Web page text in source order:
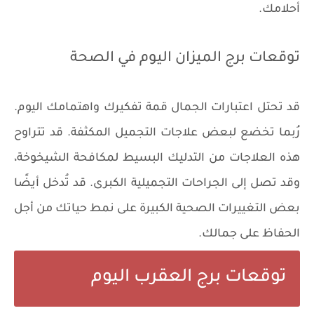
أحلامك.
توقعات برج الميزان اليوم في الصحة
قد تحتل اعتبارات الجمال قمة تفكيرك واهتمامك اليوم.
رُبما تخضع لبعض علاجات التجميل المكثفة. قد تتراوح
هذه العلاجات من التدليك البسيط لمكافحة الشيخوخة،
وقد تصل إلى الجراحات التجميلية الكبرى. قد تُدخل أيضًا
بعض التغييرات الصحية الكبيرة على نمط حياتك من أجل
الحفاظ على جمالك.
توقعات برج العقرب اليوم